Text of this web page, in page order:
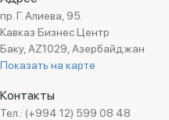
Дата внедрения:
Менеджер проекта:
пр. Г. Алиева, 95.
Кавказ Бизнес Центр
Баку, AZ1029, Азербайджан
Показать на карте
Контакты
Тел.: (+994 12) 599 08 48